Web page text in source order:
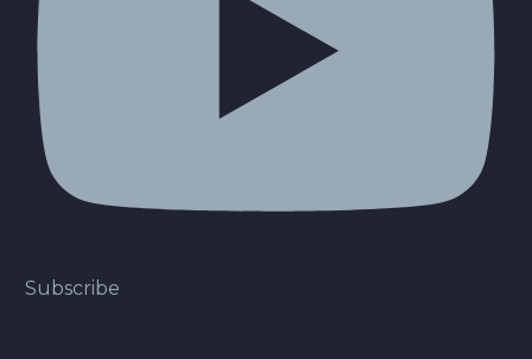
Subscribe